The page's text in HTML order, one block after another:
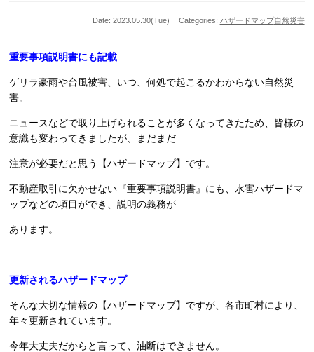
Date: 2023.05.30(Tue) Categories: ハザードマップ自然災害
重要事項説明書にも記載
ゲリラ豪雨や台風被害、いつ、何処で起こるかわからない自然災
害。
ニュースなどで取り上げられることが多くなってきたため、皆様の
意識も変わってきましたが、まだまだ
注意が必要だと思う【ハザードマップ】です。
不動産取引に欠かせない『重要事項説明書』にも、水害ハザードマ
ップなどの項目ができ、説明の義務が
あります。
更新されるハザードマップ
そんな大切な情報の【ハザードマップ】ですが、各市町村により、
年々更新されています。
今年大丈夫だからと言って、油断はできません。